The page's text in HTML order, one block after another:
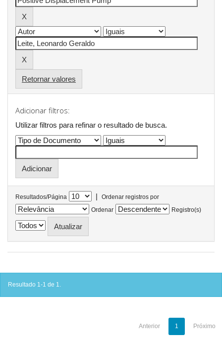
Retornar valores
Adicionar filtros:
Utilizar filtros para refinar o resultado de busca.
Resultados/Página |
Ordenar registros por
Ordenar
Registro(s)
Resultado 1-1 de 1.
Anterior 1 Próximo